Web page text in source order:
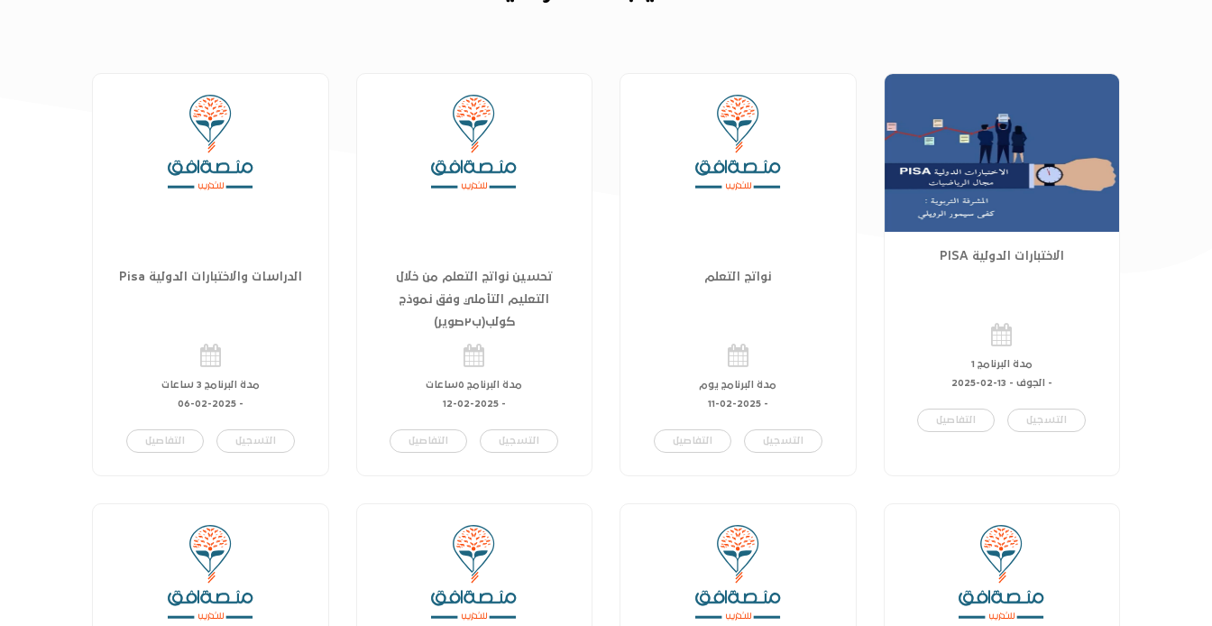
الاختبارات الدولية PISA
مدة البرنامج 1
- الجوف - 13-02-2025
التسجيل التفاصيل
نواتج التعلم
مدة البرنامج يوم
-
11-02-2025
التسجيل التفاصيل
تحسين نواتج التعلم من خلال
التعليم التأملي وفق نموذج
كولب(ب٢صوير)
مدة البرنامج ٥ساعات
-
12-02-2025
التسجيل التفاصيل
الدراسات والاختبارات الدولية Pisa
مدة البرنامج 3 ساعات
-
06-02-2025
التسجيل التفاصيل